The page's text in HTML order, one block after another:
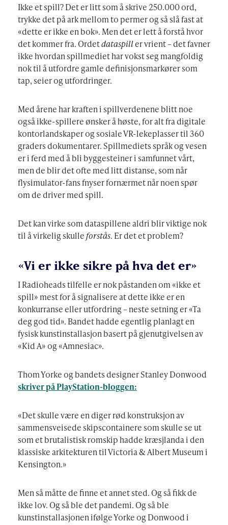
Ikke et spill? Det er litt som å skrive 250.000 ord,
trykke det på ark mellom to permer og så slå fast at
«dette er ikke en bok». Men det er lett å forstå hvor
det kommer fra. Ordetdataspiller vrient – det favner
ikke hvordan spillmediet har vokst seg mangfoldig
nok til å utfordre gamle definisjonsmarkører som
tap, seier og utfordringer.
Med årene har kraften i spillverdenene blitt noe
også ikke-spillere ønsker å høste, for alt fra digitale
kontorlandskaper og sosiale VR-lekeplasser til 360
graders dokumentarer. Spillmediets språk og vesen
er i ferd med å bli byggesteiner i samfunnet vårt,
men de blir det ofte med litt distanse, som når
flysimulator-fans fnyser fornærmet når noen spør
om de driver med spill.
Det kan virke som dataspillene aldri blir viktige nok
til å virkelig skulle forstås. Er det et problem?
«Vi er ikke sikre på hva det er»
I Radioheads tilfelle er nok påstanden om «ikke et
spill» mest for å signalisere at dette ikke er en
konkurranse eller utfordring – neste setning er «Ta
deg god tid». Bandet hadde egentlig planlagt en
fysisk kunstinstallasjon basert på gjenutgivelsen av
«Kid A» og «Amnesiac».
Thom Yorke og bandets designer Stanley Donwood
skriver på PlayStation-bloggen:
«Det skulle være en diger rød konstruksjon av
sammensveisede skipscontainere som skulle se ut
som et brutalistisk romskip hadde kræsjlanda i den
klassiske arkitekturen til Victoria & Albert Museum i
Kensington.»
Men så måtte de finne et annet sted. Og så fikk de
ikke lov. Og så ble det pandemi. Og så ble
kunstinstallasjonen ifølge Yorke og Donwood i